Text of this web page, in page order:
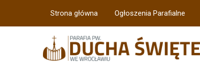
Strona główna Ogłoszenia Parafialne